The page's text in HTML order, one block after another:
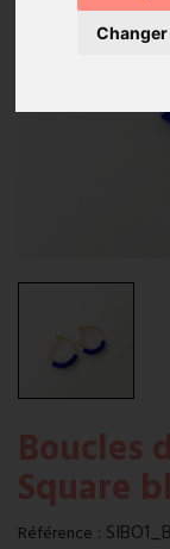
Boucles
Square
Référence :